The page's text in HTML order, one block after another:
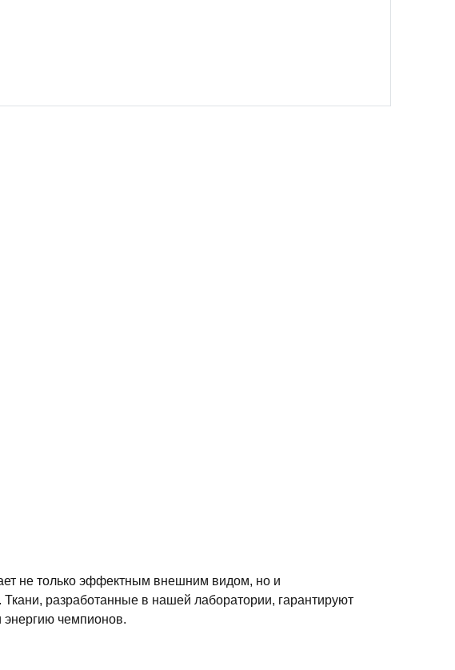
не только эффектным внешним видом, но и
разработанные в нашей лаборатории, гарантируют
энергию чемпионов.